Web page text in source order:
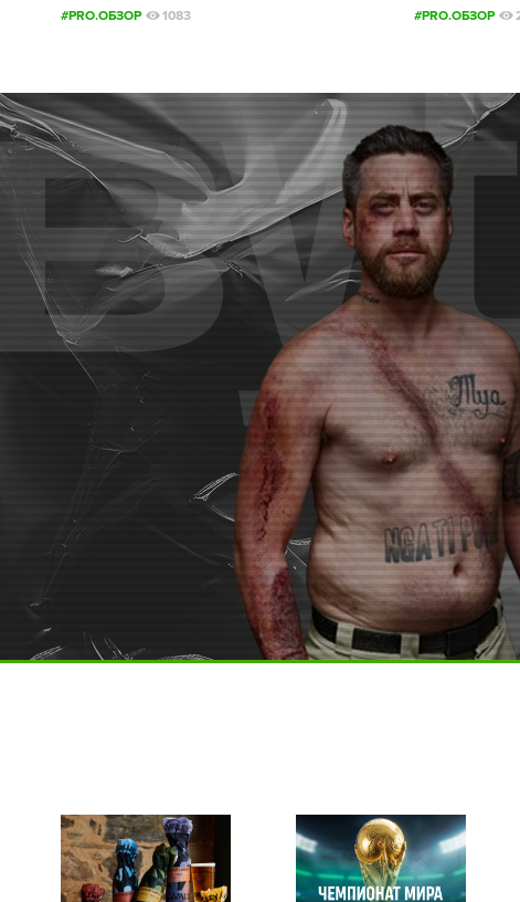
#PRO.ОБЗОР 1083 #PRO.ОБЗОР